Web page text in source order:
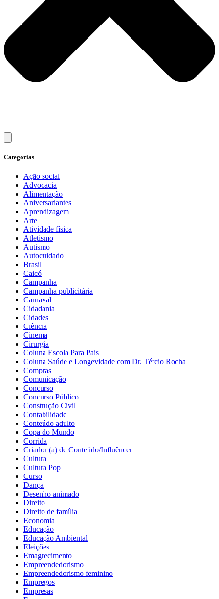
Categorias
Ação social
Advocacia
Alimentação
Aniversariantes
Aprendizagem
Arte
Atividade física
Atletismo
Autismo
Autocuidado
Brasil
Caicó
Campanha
Campanha publicitária
Carnaval
Cidadania
Cidades
Ciência
Cinema
Cirurgia
Coluna Escola Para Pais
Coluna Saúde e Longevidade com Dr. Tércio Rocha
Compras
Comunicação
Concurso
Concurso Público
Construção Civil
Contabilidade
Conteúdo adulto
Copa do Mundo
Corrida
Criador (a) de Conteúdo/Influêncer
Cultura
Cultura Pop
Curso
Dança
Desenho animado
Direito
Direito de família
Economia
Educação
Educação Ambiental
Eleições
Emagrecimento
Empreendedorismo
Empreendedorismo feminino
Empregos
Empresas